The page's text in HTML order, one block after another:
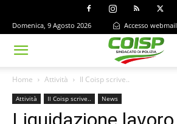
Domenica, 9 Agosto 2026 Accesso webmail
Home Attività Il Coisp scrive..
Attività Il Coisp scrive.. News